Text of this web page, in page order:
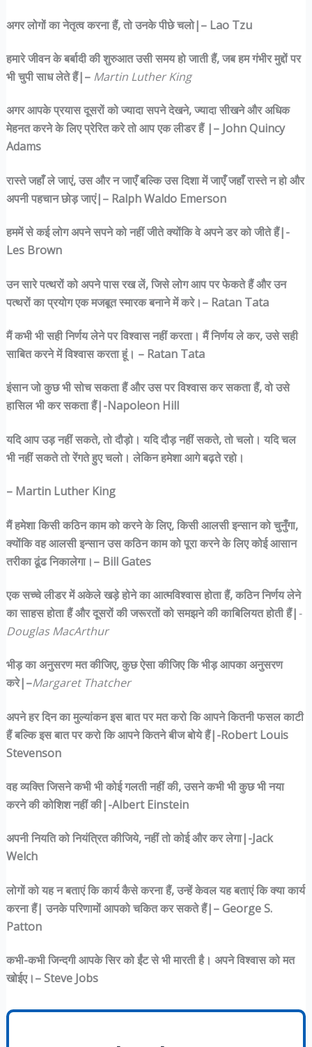
अगर लोगों का नेतृत्व करना हैं, तो उनके पीछे चलो|– Lao Tzu
हमारे जीवन के बर्बादी की शुरुआत उसी समय हो जाती हैं, जब हम गंभीर मुद्दों पर
भी चुपी साध लेते हैं|–Martin Luther King
अगर आपके प्रयास दूसरों को ज्यादा सपने देखने, ज्यादा सीखने और अधिक
मेहनत करने के लिए प्रेरित करे तो आप एक लीडर हैं |– John Quincy
Adams
रास्ते जहाँ ले जाएं, उस और न जाएँ बल्कि उस दिशा में जाएँ जहाँ रास्ते न हो और
अपनी पहचान छोड़ जाएं|– Ralph Waldo Emerson
हममें से कई लोग अपने सपने को नहीं जीते क्योंकि वे अपने डर को जीते हैं|-
Les Brown
उन सारे पत्थरों को अपने पास रख लें, जिसे लोग आप पर फेकते हैं और उन
पत्थरों का प्रयोग एक मजबूत स्मारक बनाने में करे।– Ratan Tata
मैं कभी भी सही निर्णय लेने पर विश्वास नहीं करता। मैं निर्णय ले कर, उसे सही
साबित करने में विश्वास करता हूं। – Ratan Tata
इंसान जो कुछ भी सोच सकता हैं और उस पर विश्वास कर सकता हैं, वो उसे
हासिल भी कर सकता हैं|-Napoleon Hill
यदि आप उड़ नहीं सकते,तो दौड़ो। यदि दौड़ नहीं सकते,तो चलो। यदि चल
भी नहीं सकते तो रेंगते हुए चलो। लेकिन हमेशा आगे बढ़ते रहो।
– Martin Luther King
मैं हमेशा किसी कठिन काम को करने के लिए, किसी आलसी इन्सान को चुनुँगा,
क्योंकि वह आलसी इन्सान उस कठिन काम को पूरा करने के लिए कोई आसान
तरीका ढूंढ निकालेगा।– Bill Gates
एक सच्चे लीडर में अकेले खड़े होने का आत्मविश्वास होता हैं, कठिन निर्णय लेने
का साहस होता हैं और दूसरों की जरूरतों को समझने की काबिलियत होती हैं|-
Douglas MacArthur
भीड़ का अनुसरण मत कीजिए, कुछ ऐसा कीजिए कि भीड़ आपका अनुसरण
करे|–Margaret Thatcher
अपने हर दिन का मुल्यांकन इस बात पर मत करो कि आपने कितनी फसल काटी
हैं बल्कि इस बात पर करो कि आपने कितने बीज बोये हैं|-Robert Louis
Stevenson
वह व्यक्ति जिसने कभी भी कोई गलती नहीं की, उसने कभी भी कुछ भी नया
करने की कोशिश नहीं की|-Albert Einstein
अपनी नियति को नियंत्रित कीजिये, नहीं तो कोई और कर लेगा|-Jack
Welch
लोगों को यह न बताएं कि कार्य कैसे करना हैं, उन्हें केवल यह बताएं कि क्या कार्य
करना हैं| उनके परिणामों आपको चकित कर सकते हैं|– George S.
Patton
कभी-कभी जिन्दगी आपके सिर को ईंट से भी मारती है। अपने विश्वास को मत
खोईए।– Steve Jobs